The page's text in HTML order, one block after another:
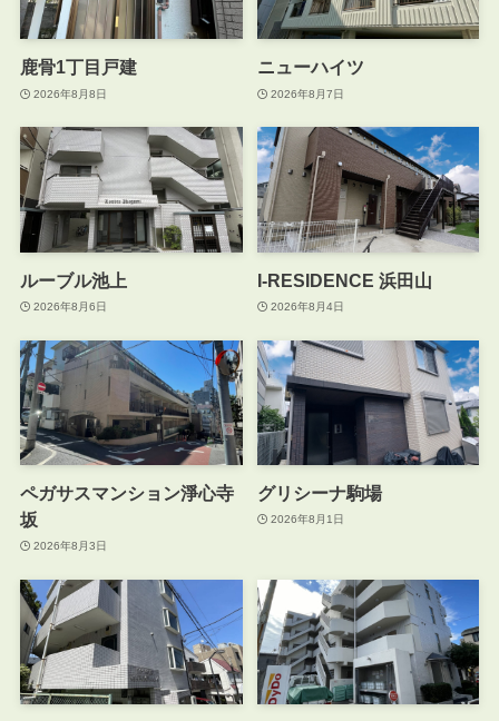
鹿骨1丁目戸建
2026年8月8日
ニューハイツ
2026年8月7日
ルーブル池上
2026年8月6日
I-RESIDENCE 浜田山
2026年8月4日
ペガサスマンション淨心寺
坂
2026年8月3日
グリシーナ駒場
2026年8月1日